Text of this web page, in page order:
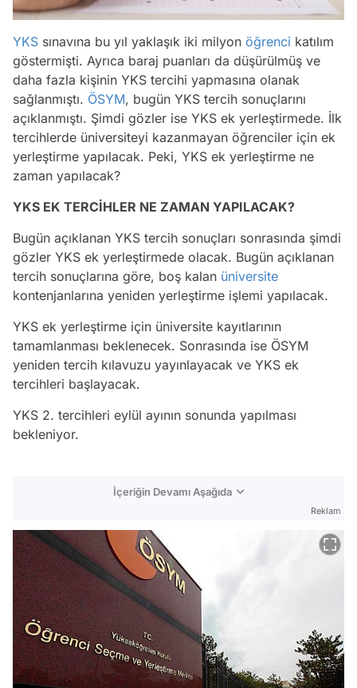
YKS sınavına bu yıl yaklaşık iki milyon öğrenci katılım
göstermişti. Ayrıca baraj puanları da düşürülmüş ve
daha fazla kişinin YKS tercihi yapmasına olanak
sağlanmıştı. ÖSYM, bugün YKS tercih sonuçlarını
açıklanmıştı. Şimdi gözler ise YKS ek yerleştirmede. İlk
tercihlerde üniversiteyi kazanmayan öğrenciler için ek
yerleştirme yapılacak. Peki, YKS ek yerleştirme ne
zaman yapılacak?
YKS EK TERCİHLER NE ZAMAN YAPILACAK?
Bugün açıklanan YKS tercih sonuçları sonrasında şimdi
gözler YKS ek yerleştirmede olacak. Bugün açıklanan
tercih sonuçlarına göre, boş kalan üniversite
kontenjanlarına yeniden yerleştirme işlemi yapılacak.
YKS ek yerleştirme için üniversite kayıtlarının
tamamlanması beklenecek. Sonrasında ise ÖSYM
yeniden tercih kılavuzu yayınlayacak ve YKS ek
tercihleri başlayacak.
YKS 2. tercihleri eylül ayının sonunda yapılması
bekleniyor.
İçeriğin Devamı Aşağıda
Reklam